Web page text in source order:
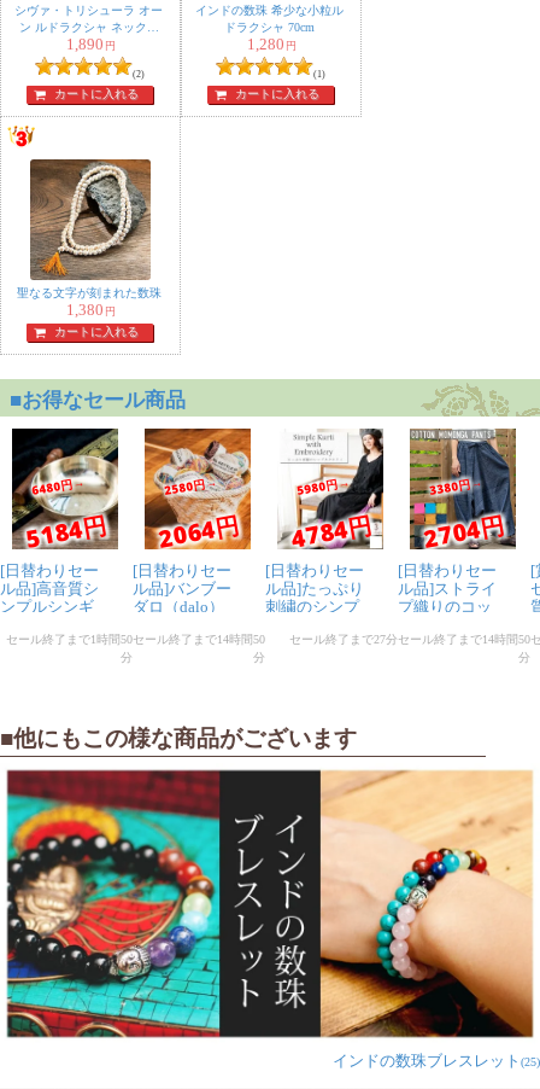
シヴァ・トリシューラ オー
ン ルドラクシャ ネックレ
ス
1,890 円
(2)
カートに入れる
インドの数珠 希少な小粒ル
ドラクシャ 70cm
1,280 円
(1)
カートに入れる
聖なる文字が刻まれた数珠
1,380 円
カートに入れる
■他にもこの様な商品がございます
インドの数珠ブレスレット (25)